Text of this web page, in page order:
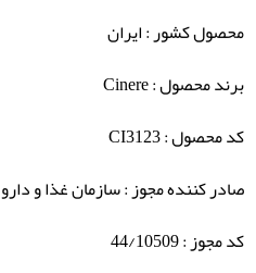
محصول کشور : ایران
برند محصول : Cinere
کد محصول : CI3123
صادر کننده مجوز : سازمان غذا و دارو
کد مجوز : 44/10509